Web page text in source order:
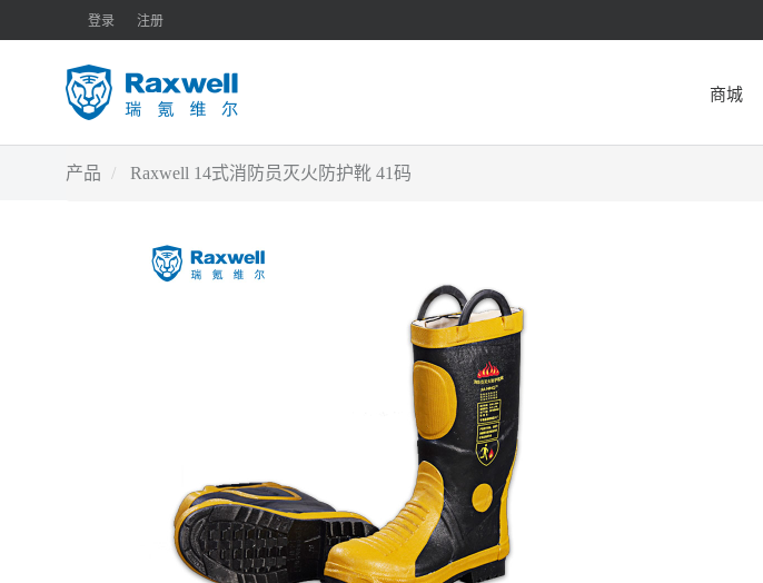
登录 注册
商城
产品 Raxwell 14式消防员灭火防护靴 41码